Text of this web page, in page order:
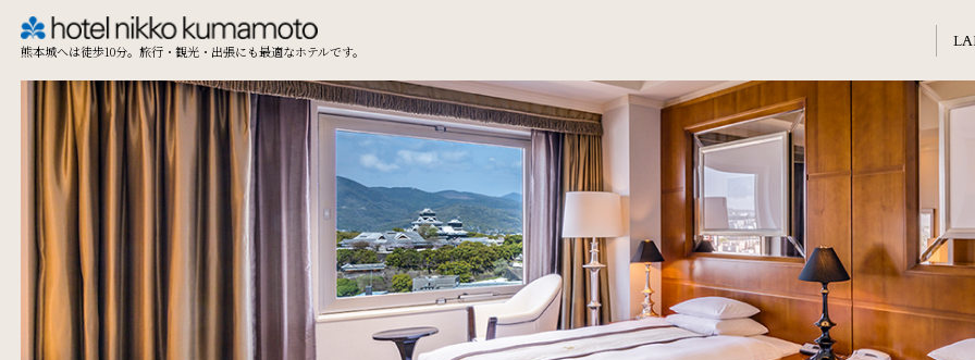
熊本城へは徒歩10分。旅行・観光・出張にも最適なホテルです。
TOP
Welcome
ホテル日航熊本のご案内
Restaurant & Lounge
レストラン&ラウンジ
Banquet
会議・ご宴会